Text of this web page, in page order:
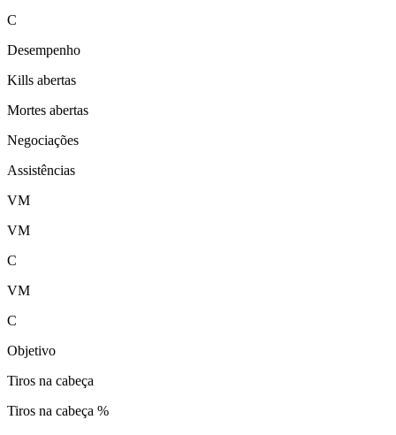
C
Desempenho
Kills abertas
Mortes abertas
Negociações
Assistências
VM
VM
C
VM
C
Objetivo
Tiros na cabeça
Tiros na cabeça %